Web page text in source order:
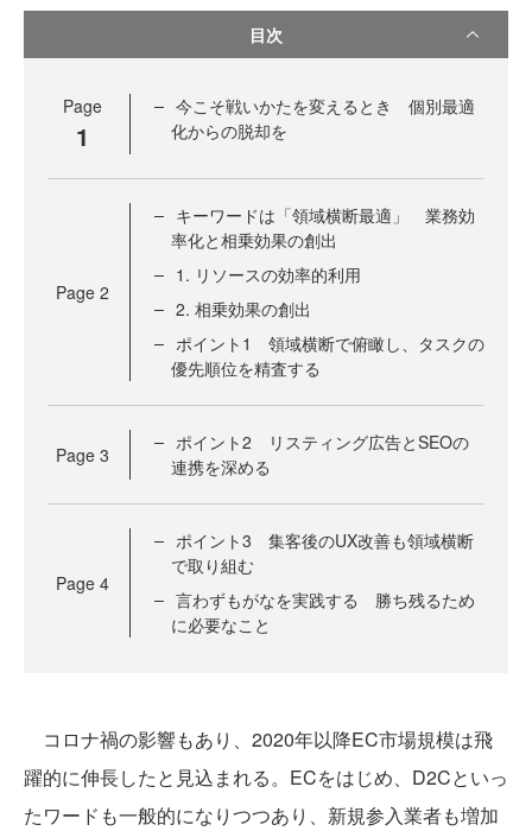
目次
Page
1
今こそ戦いかたを変えるとき 個別最適
化からの脱却を
Page 2
キーワードは「領域横断最適」 業務効
率化と相乗効果の創出
1. リソースの効率的利用
2. 相乗効果の創出
ポイント1 領域横断で俯瞰し、タスクの
優先順位を精査する
Page 3
ポイント2 リスティング広告とSEOの
連携を深める
Page 4
ポイント3 集客後のUX改善も領域横断
で取り組む
言わずもがなを実践する 勝ち残るため
に必要なこと
コロナ禍の影響もあり、2020年以降EC市場規模は飛
躍的に伸長したと見込まれる。ECをはじめ、D2Cといっ
たワードも一般的になりつつあり、新規参入業者も増加